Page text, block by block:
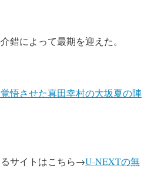
錯によって最期を迎えた。
悟させた真田幸村の大坂夏の陣
サイトはこちら→U-NEXTの無